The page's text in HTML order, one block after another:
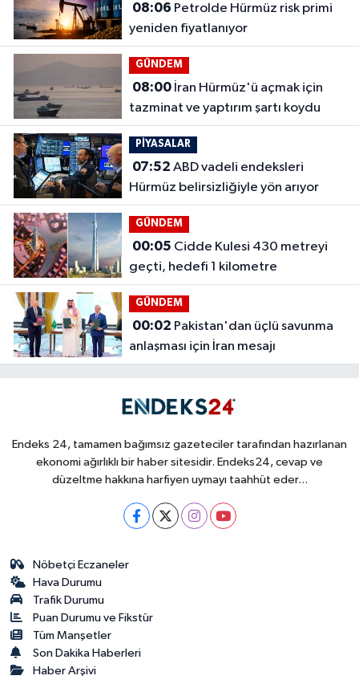
08:06
yeniden fiyatlanıyor
GÜNDEM
08:00İran Hürmüz'ü açmak için
tazminat ve yaptırım şartı koydu
PİYASALAR
07:52
Hürmüz belirsizliğiyle yön arıyor
GÜNDEM
00:05
geçti, hedefi 1 kilometre
GÜNDEM
00:02
anlaşması için İran mesajı
Endeks 24, tamamen bağımsız gazeteciler tarafından hazırlanan
ekonomi ağırlıklı bir haber sitesidir. Endeks24, cevap ve
düzeltme hakkına harfiyen uymayı taahhüt eder...
Nöbetçi Eczaneler
Hava Durumu
Trafik Durumu
Puan Durumu ve Fikstür
Tüm Manşetler
Son Dakika Haberleri
Haber Arşivi